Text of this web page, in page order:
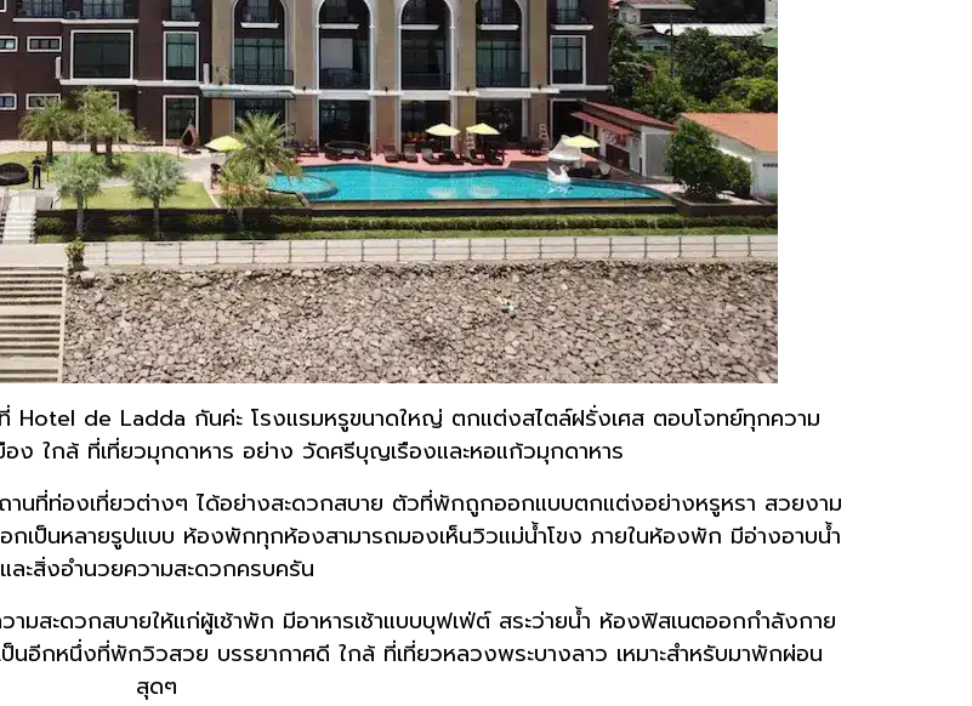
Hotel de Ladda กันค่ะ โรงแรมหรูขนาดใหญ่ ตกแต่งสไตล์ฝรั่งเศส ตอบโจทย์ทุกความ
ง ใกล้ ที่เที่ยวมุกดาหาร อย่าง วัดศรีบุญเรืองและหอแก้วมุกดาหาร
านที่ท่องเที่ยวต่างๆ ได้อย่างสะดวกสบาย ตัวที่พักถูกออกแบบตกแต่งอย่างหรูหรา สวยงาม
ป็นหลายรูปแบบ ห้องพักทุกห้องสามารถมองเห็นวิวแม่น้ำโขง ภายในห้องพัก มีอ่างอาบน้ำ
และสิ่งอำนวยความสะดวกครบครัน
สะดวกสบายให้แก่ผู้เช้าพัก มีอาหารเช้าแบบบุฟเฟ่ต์ สระว่ายน้ำ ห้องฟิสเนตออกกำลังกาย
นอีกหนึ่งที่พักวิวสวย บรรยากาศดี ใกล้ ที่เที่ยวหลวงพระบางลาว เหมาะสำหรับมาพักผ่อน
สุดๆ